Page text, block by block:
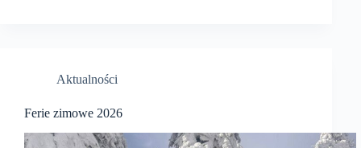
Aktualności
Ferie zimowe 2026